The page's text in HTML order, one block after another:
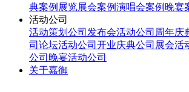
典案例 展览展会案例演唱会案例 晚宴
活动公司
活动策划公司 发布会活动公司 周年庆
司 论坛活动公司 开业庆典公司 展会活
公司 晚宴活动公司
关于嘉御